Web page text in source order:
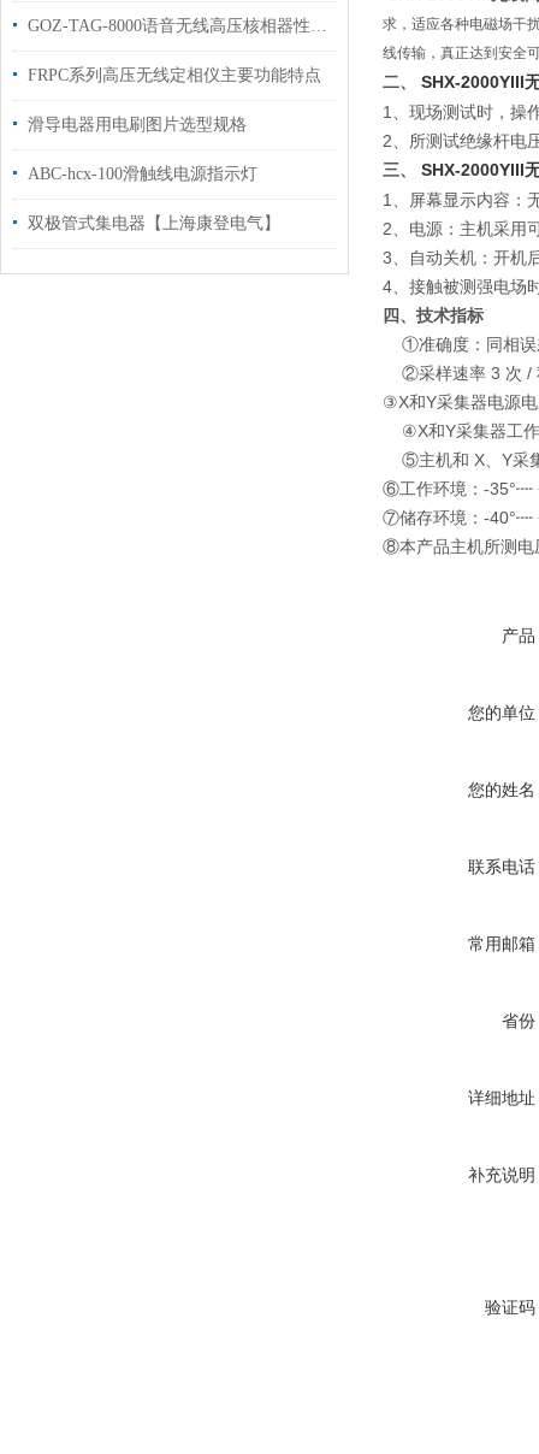
GOZ-TAG-8000语音无线高压核相器性能技术参数
FRPC系列高压无线定相仪主要功能特点
滑导电器用电刷图片选型规格
ABC-hcx-100滑触线电源指示灯
双极管式集电器【上海康登电气】
求，适应各种电磁场干
线传输，真正达到安全
二、
SHX-2000YIII
1、现场测试时，操
2、所测试绝缘杆电
三、
SHX-2000YIII
1、屏幕显示内容：
2、电源：主机采用
3、自动关机：开机
4、接触被测强电场
四、技术指标
①准确度：同相误
②采样速率 3 次 /
③X和Y采集器电源
④X和Y采集器工
⑤主机和 X、Y采
⑥工作环境：-35°┉
⑦储存环境：-40°┉
⑧本产品主机所测电
产品
您的单位
您的姓名
联系电话
常用邮箱
省份
详细地址
补充说明
验证码